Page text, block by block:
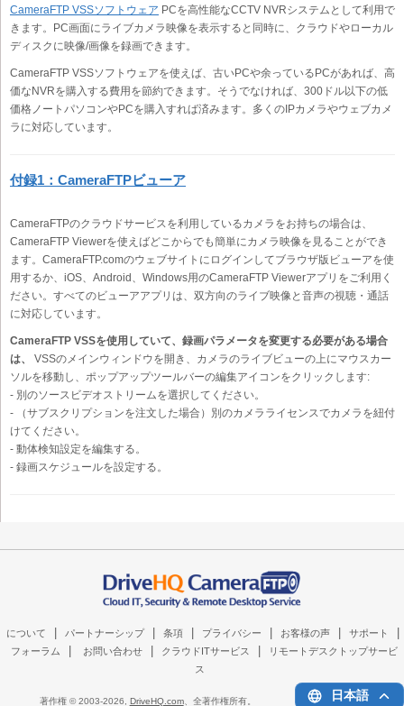
CameraFTP VSSソフトウェア PCを高性能なCCTV NVRシステムとして利用で
きます。PC画面にライブカメラ映像を表示すると同時に、クラウドやローカル
ディスクに映像/画像を録画できます。
CameraFTP VSSソフトウェアを使えば、古いPCや余っているPCがあれば、高
価なNVRを購入する費用を節約できます。そうでなければ、300ドル以下の低
価格ノートパソコンやPCを購入すれば済みます。多くのIPカメラやウェブカメ
ラに対応しています。
付録1：CameraFTPビューア
CameraFTPのクラウドサービスを利用しているカメラをお持ちの場合は、
CameraFTP Viewerを使えばどこからでも簡単にカメラ映像を見ることができ
ます。CameraFTP.comのウェブサイトにログインしてブラウザ版ビューアを使
用するか、iOS、Android、Windows用のCameraFTP Viewerアプリをご利用く
ださい。すべてのビューアアプリは、双方向のライブ映像と音声の視聴・通話
に対応しています。
CameraFTP VSSを使用していて、録画パラメータを変更する必要がある場合
は、
VSSのメインウィンドウを開き、カメラのライブビューの上にマウスカー
ソルを移動し、ポップアップツールバーの編集アイコンをクリックします:
- 別のソースビデオストリームを選択してください。
- （サブスクリプションを注文した場合）別のカメラライセンスでカメラを紐付
けてください。
- 動体検知設定を編集する。
- 録画スケジュールを設定する。
について パートナーシップ 条項 プライバシー お客様の声 サポート
フォーラム お問い合わせ クラウドITサービス
リモートデスクトップサービ
ス
著作権 © 2003-2026, DriveHQ.com、全著作権所有。 日本語